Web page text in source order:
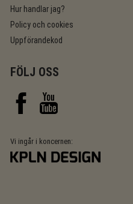
Hur handlar jag?
Policy och cookies
Uppförandekod
FÖLJ OSS
Vi ingår i koncernen: